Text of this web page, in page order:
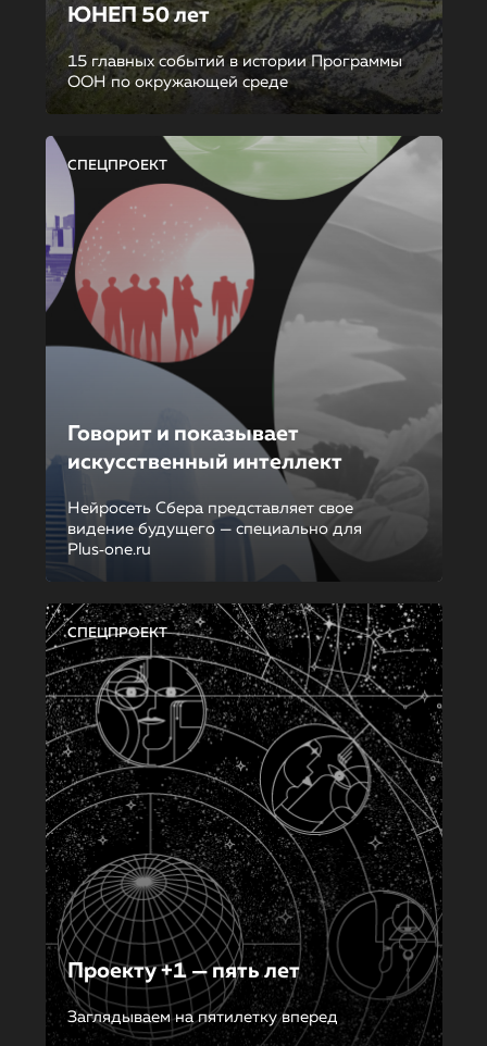
ЮНЕП 50 лет
15 главных событий в истории Программы
ООН по окружающей среде
СПЕЦПРОЕКТ
Говорит и показывает
искусственный интеллект
Нейросеть Сбера представляет свое
видение будущего — специально для
Plus‑one.ru
СПЕЦПРОЕКТ
Проекту +1 — пять лет
Заглядываем на пятилетку вперед